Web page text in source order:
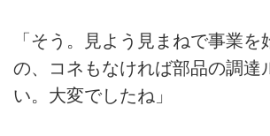
「そう。見よう見まねで事業を
の、コネもなければ部品の調達
い。大変でしたね」